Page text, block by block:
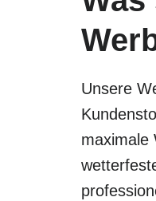
Unsere
maximale